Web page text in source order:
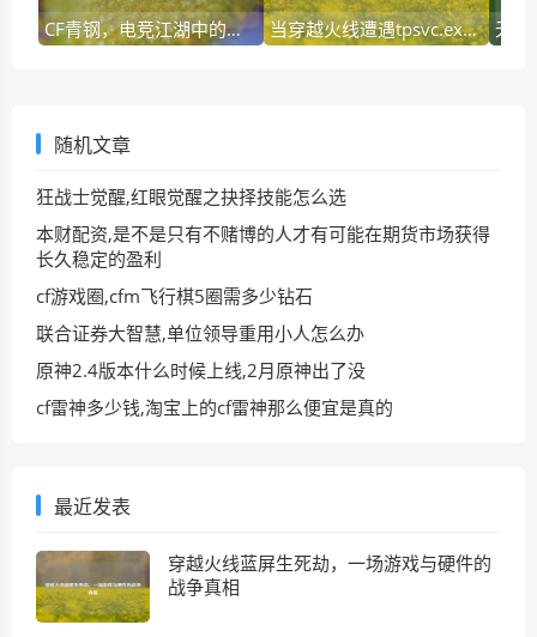
CF青钢，电竞江湖中的锋芒与哲学 当穿越火线遭遇tpsvc.exe丢失，一场技术与玩家的博弈
随机文章
狂战士觉醒,红眼觉醒之抉择技能怎么选
本财配资,是不是只有不赌博的人才有可能在期货市场获得
长久稳定的盈利
cf游戏圈,cfm飞行棋5圈需多少钻石
联合证券大智慧,单位领导重用小人怎么办
原神2.4版本什么时候上线,2月原神出了没
cf雷神多少钱,淘宝上的cf雷神那么便宜是真的
最近发表
穿越火线蓝屏生死劫，一场游戏与硬件的
战争真相